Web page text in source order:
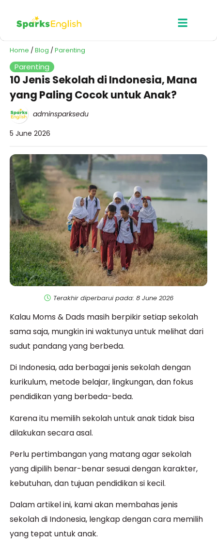
Home /Blog /Parenting
Parenting
10 Jenis Sekolah di Indonesia, Mana
yang Paling Cocok untuk Anak?
adminsparksedu
5 June 2026
Terakhir diperbarui pada: 8 June 2026
Kalau Moms & Dads masih berpikir setiap sekolah
sama saja, mungkin ini waktunya untuk melihat dari
sudut pandang yang berbeda.
Di Indonesia, ada berbagai jenis sekolah dengan
kurikulum, metode belajar, lingkungan, dan fokus
pendidikan yang berbeda-beda.
Karena itu memilih sekolah untuk anak tidak bisa
dilakukan secara asal.
Perlu pertimbangan yang matang agar sekolah
yang dipilih benar-benar sesuai dengan karakter,
kebutuhan, dan tujuan pendidikan si kecil.
Dalam artikel ini, kami akan membahas jenis
sekolah di Indonesia, lengkap dengan cara memilih
yang tepat untuk anak.